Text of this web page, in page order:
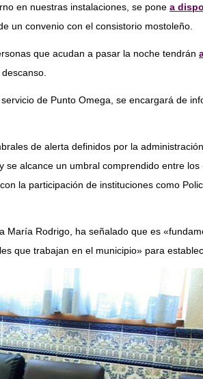
en nuestras instalaciones, se pone a
un convenio con el consistorio mostoleño.
que acudan a pasar la noche tendrán
de Punto Omega, se encargará de
de alerta definidos por la
alcance un umbral comprendido entre
la participación de instituciones como
María Rodrigo, ha señalado que es
que trabajan en el municipio» para